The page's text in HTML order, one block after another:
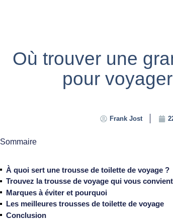
Où trouver une
pour
Frank Jost
Sommaire
À quoi sert une trousse de toilette de voyage ?
Trouvez la trousse de voyage qui vous convient
Marques à éviter et pourquoi
Les meilleures trousses de toilette de voyage
Conclusion